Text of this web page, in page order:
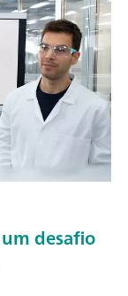
desafio